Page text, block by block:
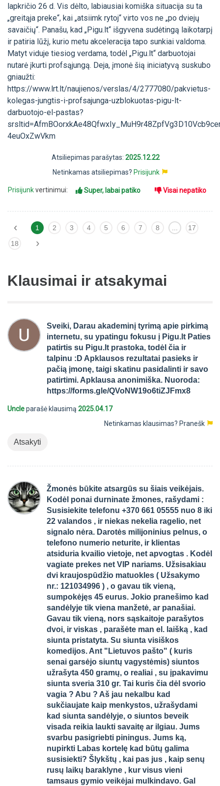
lapkričio 26 d. Vis dėlto, labiausiai komiška situacija su ta
„greitąja preke“, kai „atsiimk rytoj“ virto vos ne „po dviejų
savaičių“. Panašu, kad „Pigu.lt“ išgyvena sudėtingą laikotarpį
ir patiria lūžį, kurio metu akceleracija tapo sunkiai valdoma.
Matyt viduje tiesiog verdama, todėl „Pigu.lt“ darbuotojai
nutarė įkurti profsąjungą. Deja, įmonė šią iniciatyvą suskubo
gniaužti:
https://www.lrt.lt/naujienos/verslas/4/2777080/pakvietus-
kolegas-jungtis-i-profsajunga-uzblokuotas-pigu-lt-
darbuotojo-el-pastas?
4euOxZwVkm
Atsiliepimas parašytas: 2025.12.22
Netinkamas atsiliepimas? Prisijunk
Prisijunkvertinimui: Super, labai patiko Visai nepatiko
‹ 1 2 3 4 5 6 7 8 ...
17
18
›
Klausimai ir atsakymai
Sveiki, Darau akademinį tyrimą apie pirkimą
internetu, su ypatingu fokusu į Pigu.lt Paties
patirtis su Pigu.lt prastoka, todėl čia ir
talpinu :D Apklausos rezultatai pasieks ir
pačią įmonę, taigi skatinu pasidalinti ir savo
patirtimi. Apklausa anonimiška. Nuoroda:
https://forms.gle/QVoNW19o6tiZJFmx8
Uncleparašė klausimą 2025.04.17
Netinkamas klausimas? Pranešk
Atsakyti
Žmonės būkite atsargūs su šiais veikėjais.
Kodėl ponai durninate žmones, rašydami :
Susisiekite telefonu +370 661 05555 nuo 8 iki
22 valandos , ir niekas nekelia ragelio, net
signalo nėra. Darotės milijoninius pelnus, o
telefono numerio neturite, ir klientas
atsiduria kvailio vietoje, net apvogtas . Kodėl
vagiate prekes net VIP nariams. Užsisakiau
dvi kraujospūdžio matuokles ( Užsakymo
nr.: 121034996 ) , o gavau tik vieną,
sumpokėjęs 45 eurus. Jokio pranešimo kad
sandėlyje tik viena manžetė, ar panašiai.
Gavau tik vieną, nors sąskaitoje parašytos
dvoi, ir viskas , parašėte man el. laišką , kad
siunta pristatyta. Su siunta visiškos
komedijos. Ant "Lietuvos pašto" ( kuris
senai garsėjo siuntų vagystėmis) siuntos
užrašyta 450 gramų, o realiai , su įpakavimu
siunta sveria 310 gr. Tai kuris čia dėl svorio
vagia ? Abu ? Aš jau nekalbu kad
sukčiaujate kaip menkystos, užrašydami
kad siunta sandėlyje, o siuntos beveik
visada reikia laukti savaitę ar ilgiau. Jums
svarbu pasigriebti piningus. Jums ką,
nupirkti Labas kortelę kad būtų galima
susisiekti? Šlykštų , kai pas jus , kaip senų
rusų laikų baraklyne , kur visus vieni
tamsaus gymio veikėjai mulkindavo. Gal